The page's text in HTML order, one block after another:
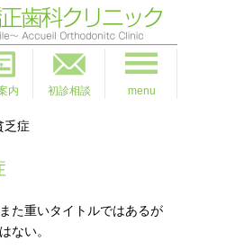
内 初診相談 menu
乏症
た重いタイトルではあるが
ない。